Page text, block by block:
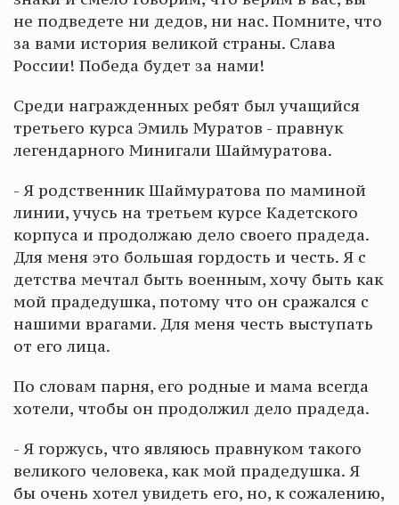
не подведете ни дедов, ни нас. Помните, что
за вами история великой страны. Слава
России! Победа будет за нами!
Среди награжденных ребят был учащийся
третьего курса Эмиль Муратов - правнук
легендарного Минигали Шаймуратова.
- Я родственник Шаймуратова по маминой
линии, учусь на третьем курсе Кадетского
корпуса и продолжаю дело своего прадеда.
Для меня это большая гордость и честь. Я с
детства мечтал быть военным, хочу быть как
мой прадедушка, потому что он сражался с
нашими врагами. Для меня честь выступать
от его лица.
По словам парня, его родные и мама всегда
хотели, чтобы он продолжил дело прадеда.
- Я горжусь, что являюсь правнуком такого
великого человека, как мой прадедушка. Я
бы очень хотел увидеть его, но, к сожалению,